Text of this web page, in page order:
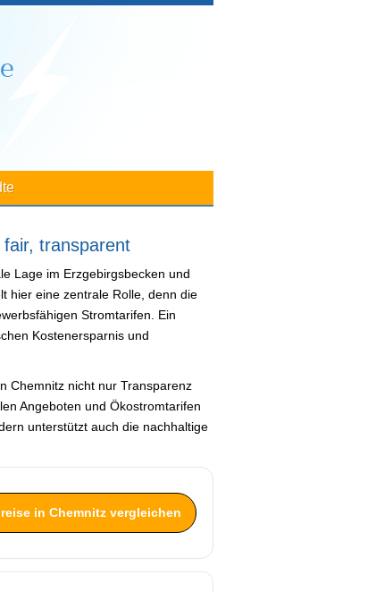
transparent
Lage im Erzgebirgsbecken und
hier eine zentrale Rolle, denn die
Stromtarifen. Ein
Kostenersparnis und
Chemnitz nicht nur Transparenz
Angeboten und Ökostromtarifen
unterstützt auch die nachhaltige
in Chemnitz vergleichen